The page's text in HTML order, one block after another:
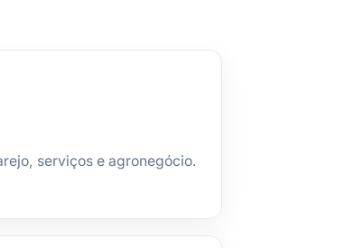
serviços e agronegócio.